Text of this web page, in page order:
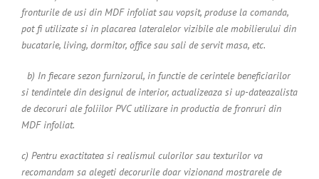
fronturile de usi din MDF infoliat sau vopsit, produse la comanda,
pot fi utilizate si in placarea lateralelor vizibile ale mobilierului din
bucatarie, living, dormitor, office sau sali de servit masa, etc.
b) In fiecare sezon furnizorul, in functie de cerintele beneficiarilor
si tendintele din designul de interior, actualizeaza si up-dateazalista
de decoruri ale foliilor PVC utilizare in productia de fronruri din
MDF infoliat.
c) Pentru exactitatea si realismul culorilor sau texturilor va
recomandam sa alegeti decorurile doar vizionand mostrarele de